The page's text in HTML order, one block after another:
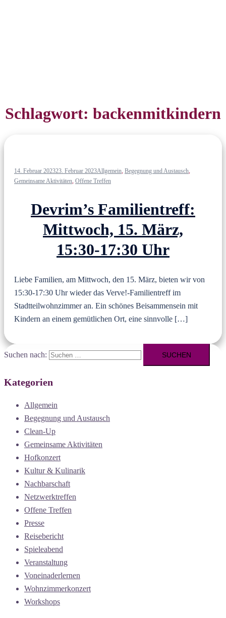
Schlagwort: backenmitkindern
14. Februar 202323. Februar 2023Allgemein, Begegnung und Austausch,
Gemeinsame Aktivitäten, Offene Treffen
Devrim’s Familientreff:
Mittwoch, 15. März,
15:30-17:30 Uhr
Liebe Familien, am Mittwoch, den 15. März, bieten wir von
15:30-17:30 Uhr wieder das Verve!-Familientreff im
Stadtteilwohnzimmer an. Ein schönes Beisammensein mit
Kindern an einem gemütlichen Ort, eine sinnvolle […]
Suchen nach:
Kategorien
Allgemein
Begegnung und Austausch
Clean-Up
Gemeinsame Aktivitäten
Hofkonzert
Kultur & Kulinarik
Nachbarschaft
Netzwerktreffen
Offene Treffen
Presse
Reisebericht
Spieleabend
Veranstaltung
Voneinaderlernen
Wohnzimmerkonzert
Workshops